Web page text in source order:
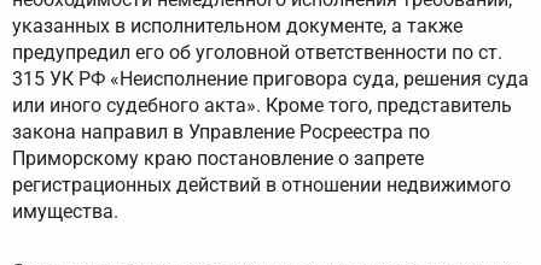
указанных в исполнительном документе, а также
предупредил его об уголовной ответственности по ст.
315 УК РФ «Неисполнение приговора суда, решения суда
или иного судебного акта». Кроме того, представитель
закона направил в Управление Росреестра по
Приморскому краю постановление о запрете
регистрационных действий в отношении недвижимого
имущества.